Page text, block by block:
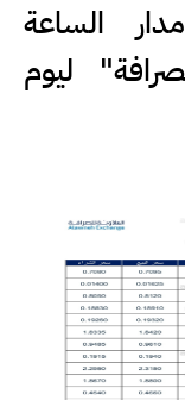
الساعة
ليوم